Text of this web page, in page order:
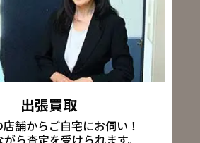
出張買取
舗からご自宅にお伺い！